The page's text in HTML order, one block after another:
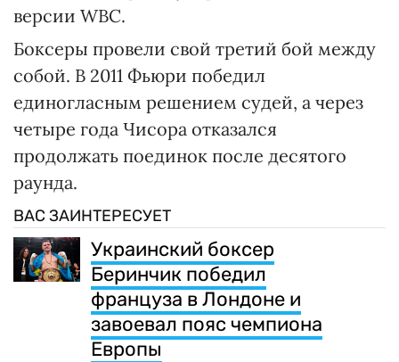
версии WBC.
Боксеры провели свой третий бой между
собой. В 2011 Фьюри победил
единогласным решением судей, а через
четыре года Чисора отказался
продолжать поединок после десятого
раунда.
ВАС ЗАИНТЕРЕСУЕТ
Украинский боксер
Беринчик победил
француза в Лондоне и
завоевал пояс чемпиона
Европы